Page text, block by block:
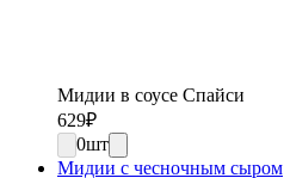
Мидии в соусе Спайси
629₽
0шт
Мидии с чесночным сыром